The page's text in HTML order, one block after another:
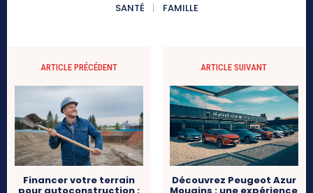
SANTÉ
FAMILLE
ARTICLE PRÉCÉDENT
Financer votre terrain
ARTICLE SUIVANT
Découvrez Peugeot Azur